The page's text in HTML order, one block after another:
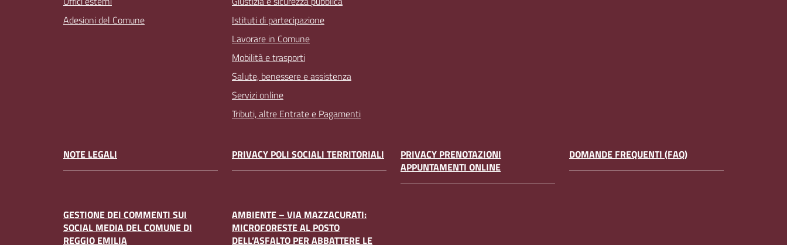
Adesioni del Comune
Istituti di partecipazione
Lavorare in Comune
Mobilità e trasporti
Salute, benessere e assistenza
Servizi online
Tributi, altre Entrate e Pagamenti
NOTE LEGALI PRIVACY POLI SOCIALI TERRITORIALI
PRIVACY PRENOTAZIONI
APPUNTAMENTI ONLINE
DOMANDE FREQUENTI (FAQ)
GESTIONE DEI COMMENTI SUI
SOCIAL MEDIA DEL COMUNE DI
REGGIO EMILIA
AMBIENTE – VIA MAZZACURATI:
MICROFORESTE AL POSTO
DELL’ASFALTO PER ABBATTERE LE